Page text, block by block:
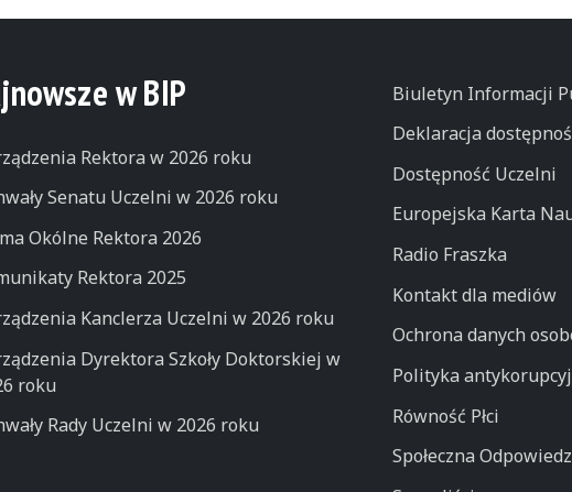
w BIP
Rektora w 2026 roku
Senatu Uczelni w 2026 roku
Okólne Rektora 2026
Rektora 2025
Kanclerza Uczelni w 2026 roku
Dyrektora Szkoły Doktorskiej w
roku
Rady Uczelni w 2026 roku
Biuletyn Informacji
Deklaracja
Dostępność Uczelni
Europejska Karta
Radio Fraszka
Kontakt dla mediów
Ochrona danych
Polityka
Równość Płci
Społeczna